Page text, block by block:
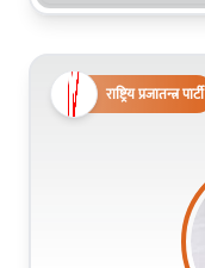
राष्ट्रिय प्रजातन्त्र पार्टी